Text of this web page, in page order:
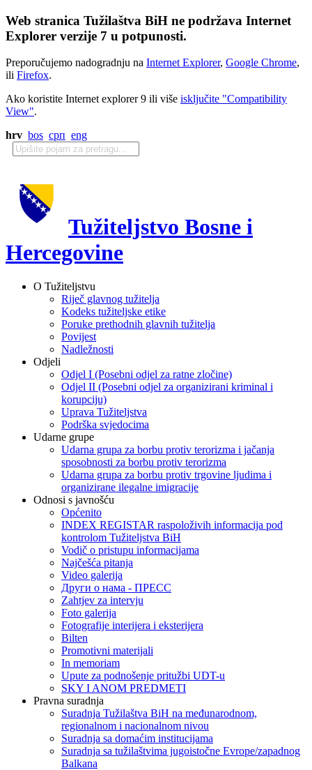
Web stranica Tužilaštva BiH ne podržava Internet
Explorer verzije 7 u potpunosti.
Preporučujemo nadogradnju na Internet Explorer, Google Chrome,
ili Firefox.
Ako koristite Internet explorer 9 ili više isključite "Compatibility
View".
hrv bos срп eng
Tužiteljstvo Bosne i
Hercegovine
O Tužiteljstvu
Riječ glavnog tužitelja
Kodeks tužiteljske etike
Poruke prethodnih glavnih tužitelja
Povijest
Nadležnosti
Odjeli
Odjel I (Posebni odjel za ratne zločine)
Odjel II (Posebni odjel za organizirani kriminal i
korupciju)
Uprava Tužiteljstva
Podrška svjedocima
Udarne grupe
Udarna grupa za borbu protiv terorizma i jačanja
sposobnosti za borbu protiv terorizma
Udarna grupa za borbu protiv trgovine ljudima i
organizirane ilegalne imigracije
Odnosi s javnošću
Općenito
INDEX REGISTAR raspoloživih informacija pod
kontrolom Tužiteljstva BiH
Vodič o pristupu informacijama
Najčešća pitanja
Video galerija
Други о нама - ПРЕСC
Zahtjev za intervju
Foto galerija
Fotografije interijera i eksterijera
Bilten
Promotivni materijali
In memoriam
Upute za podnošenje pritužbi UDT-u
SKY I ANOM PREDMETI
Pravna suradnja
Suradnja Tužilaštva BiH na međunarodnom,
regionalnom i nacionalnom nivou
Suradnja sa domaćim institucijama
Suradnja sa tužilaštvima jugoistočne Evrope/zapadnog
Balkana